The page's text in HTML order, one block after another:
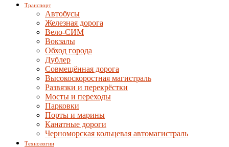
Транспорт
Автобусы
Железная дорога
Вело-СИМ
Вокзалы
Обход города
Дублер
Совмещённая дорога
Высокоскоростная магистраль
Развязки и перекрёстки
Мосты и переходы
Парковки
Порты и марины
Канатные дороги
Черноморская кольцевая автомагистраль
Технологии